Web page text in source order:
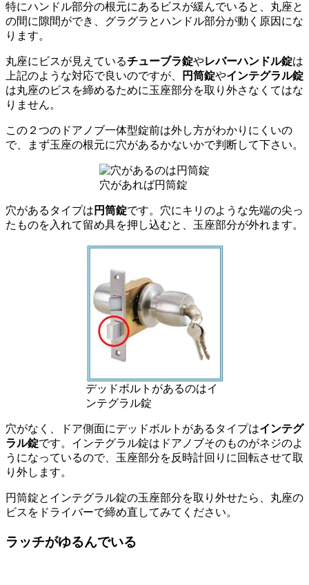
特にハンドル部分の根元にあるビスが緩んでいると、丸座と
の間に隙間ができ、グラグラとハンドル部分が動く原因にな
ります。
丸座にビスが見えているチューブラ錠やレバーハンドル錠は
上記のような対応で良いのですが、
円筒錠やインテグラル錠
は丸座のビスを締めるために玉座部分を取り外さなくてはな
りません。
この２つのドアノブ一体型錠前は外し方がわかりにくいの
で、まず玉座の根元に穴があるかないかで判断して下さい。
穴があれば円筒錠
穴があるタイプは 円筒錠です。穴にキリのような先端の尖っ
たものを入れて留め具を押し込むと、玉座部分が外れます。
デッドボルトがあるのはイ
ンテグラル錠
穴がなく、ドア側面にデッドボルトがあるタイプはインテグ
ラル錠です。インテグラル錠はドアノブそのものがネジのよ
うになっているので、玉座部分を反時計回りに回転させて取
り外します。
円筒錠とインテグラル錠の玉座部分を取り外せたら、丸座の
ビスをドライバーで締め直してみてください。
ラッチがゆるんでいる